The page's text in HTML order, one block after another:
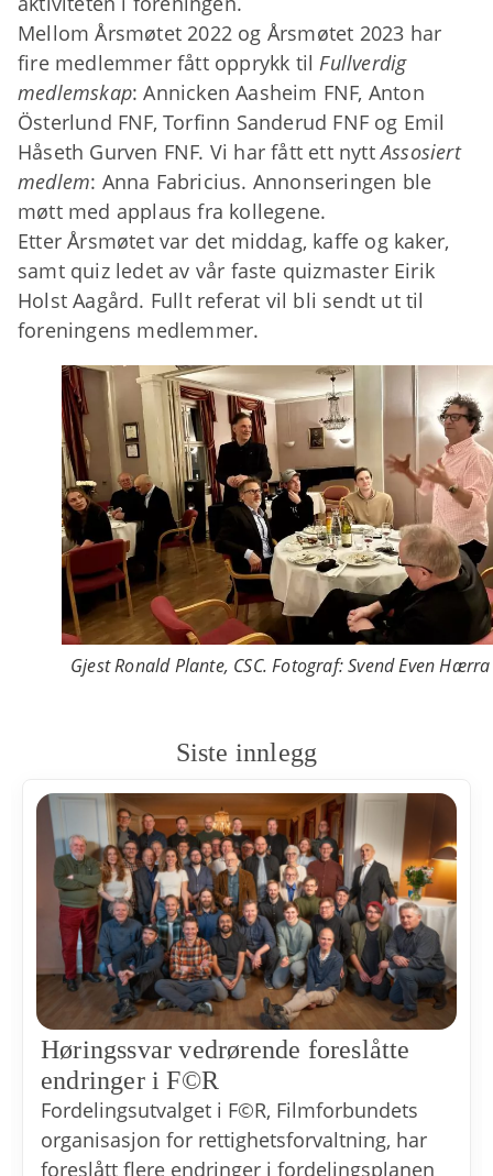
Mellom Årsmøtet 2022 og Årsmøtet 2023 har
fire medlemmer fått opprykk tilFullverdig
medlemskap: Annicken Aasheim FNF, Anton
Österlund FNF, Torfinn Sanderud FNF og Emil
Håseth Gurven FNF. Vi har fått ett nyttAssosiert
medlem: Anna Fabricius. Annonseringen ble
møtt med applaus fra kollegene.
Etter Årsmøtet var det middag, kaffe og kaker,
samt quiz ledet av vår faste quizmaster Eirik
Holst Aagård. Fullt referat vil bli sendt ut til
foreningens medlemmer.
Gjest Ronald Plante, CSC. Fotograf: Svend Even Hærra
Siste innlegg
Høringssvar vedrørende foreslåtte
endringer i F©R
Fordelingsutvalget i F©R, Filmforbundets
organisasjon for rettighetsforvaltning, har
foreslått flere endringer i fordelingsplanen